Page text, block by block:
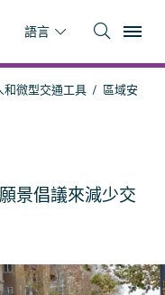
語言
和微型交通工具
區域安
景倡議來減少交